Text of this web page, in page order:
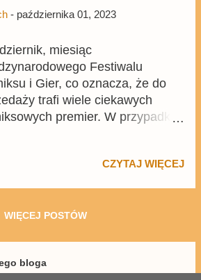
- października 01, 2023
miesiąc
Festiwalu
i Gier, co oznacza, że do
trafi wiele ciekawych
premier. W przypadku
przygotowane na kolejne
CZYTAJ WIĘCEJ
WIĘCEJ POSTÓW
bloga